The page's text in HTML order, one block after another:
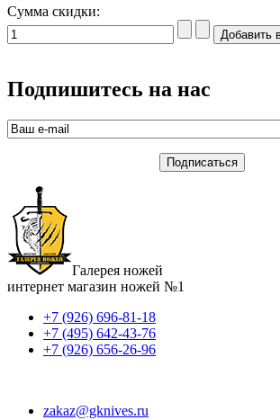
Сумма скидки:
Подпишитесь на нас
Галерея ножей
интернет магазин ножей №1
+7 (926) 696-81-18
+7 (495) 642-43-76
+7 (926) 656-26-96
zakaz@gknives.ru